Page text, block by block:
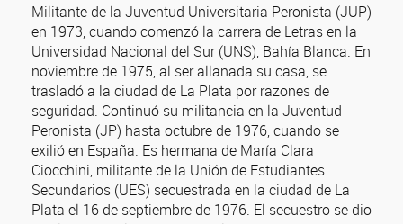
Militante de la Juventud Universitaria Peronista (JUP)
en 1973, cuando comenzó la carrera de Letras en la
Universidad Nacional del Sur (UNS), Bahía Blanca. En
noviembre de 1975, al ser allanada su casa, se
trasladó a la ciudad de La Plata por razones de
seguridad. Continuó su militancia en la Juventud
Peronista (JP) hasta octubre de 1976, cuando se
exilió en España. Es hermana de María Clara
Ciocchini, militante de la Unión de Estudiantes
Secundarios (UES) secuestrada en la ciudad de La
Plata el 16 de septiembre de 1976. El secuestro se dio